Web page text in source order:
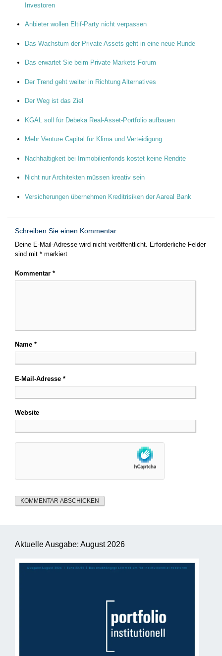
Investoren
Anbieter wollen Eltif-Party nicht verpassen
Das Wachstum der Private Assets geht in eine neue Runde
Das erwartet Sie beim Private Markets Forum
Der Trend geht weiter in Richtung Alternatives
Der Weg ist das Ziel
KGAL soll für Debeka Real-Asset-Portfolio aufbauen
Mehr Venture Capital für Klima und Verteidigung
Nachhaltigkeit bei Immobilienfonds kostet keine Rendite
Nicht nur Architekten müssen kreativ sein
Versicherungen übernehmen Kreditrisiken der Aareal Bank
Schreiben Sie einen Kommentar
Deine E-Mail-Adresse wird nicht veröffentlicht. Erforderliche Felder
sind mit * markiert
Kommentar *
Name *
E-Mail-Adresse *
Website
Aktuelle Ausgabe: August 2026